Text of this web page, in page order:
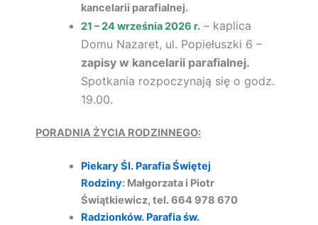
kancelarii parafialnej.
21 – 24 września 2026 r.– kaplica
Domu Nazaret, ul. Popiełuszki 6 –
zapisy w kancelarii parafialnej.
Spotkania rozpoczynają się o godz.
19.00.
PORADNIA ŻYCIA RODZINNEGO:
Piekary Śl. Parafia Świętej
Rodziny: Małgorzata i Piotr
Świątkiewicz, tel. 664 978 670
Radzionków. Parafia św.